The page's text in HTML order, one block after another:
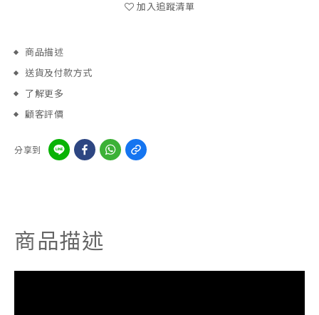
加入追蹤清單
商品描述
送貨及付款方式
了解更多
顧客評價
分享到
商品描述